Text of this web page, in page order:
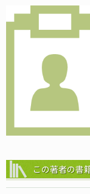
この著者の書